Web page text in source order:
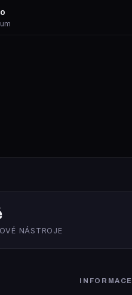
NÁSTROJE
INFORMACE